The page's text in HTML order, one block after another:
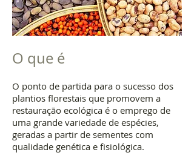
O que é
O ponto de partida para o sucesso dos
plantios florestais que promovem a
restauração ecológica é o emprego de
uma grande variedade de espécies,
geradas a partir de sementes com
qualidade genética e fisiológica.